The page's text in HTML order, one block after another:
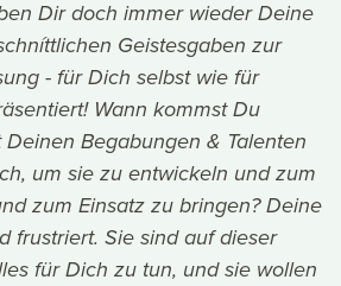
Dir doch immer wieder Deine
Geistesgaben zur
- für Dich selbst wie für
Wann kommst Du
Begabungen & Talenten
um sie zu entwickeln und zum
zum Einsatz zu bringen? Deine
frustriert. Sie sind auf dieser
für Dich zu tun, und sie wollen